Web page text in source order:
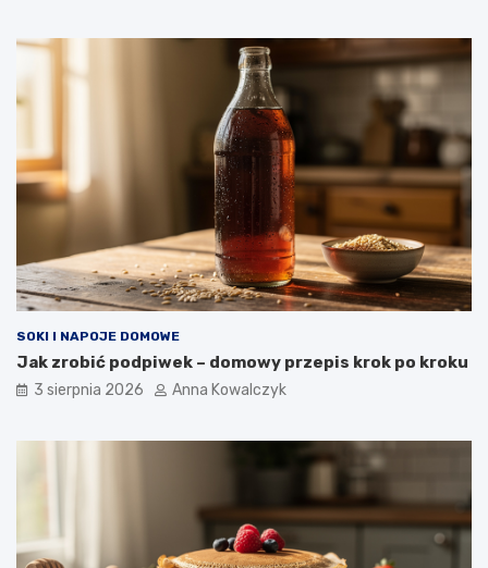
SOKI I NAPOJE DOMOWE
Jak zrobić podpiwek – domowy przepis krok po kroku
3 sierpnia 2026 Anna Kowalczyk